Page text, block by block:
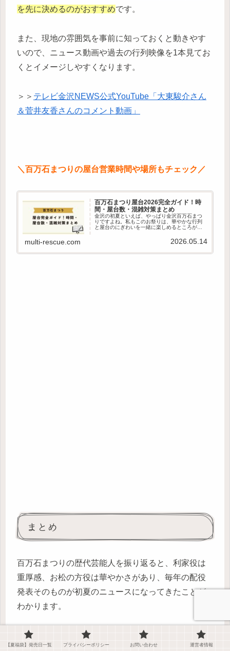
を先に決めるのがおすすめです。
また、現地の雰囲気を事前に知っておくと動きやす
いので、ニュース動画や過去の行列映像を1本見てお
くとイメージしやすくなります。
＞＞ テレビ金沢NEWS公式YouTube「大東駿介さん
＆菅井友香さんのコメント動画」
＼百万石まつりの屋台営業時間や場所もチェック／
百万石まつり屋台2026完全ガイド！時
間・屋台数・混雑対策まとめ
金沢の初夏といえば、やっぱり金沢百万石まつ
りですよね。私もこのお祭りは、華やかな行列
と屋台のにぎわいを一緒に楽しめるところが、
行く予定の方は「屋台はいつ出るの？」「何時
multi-rescue.com 2026.05.14
まとめ
百万石まつりの歴代芸能人を振り返ると、利家役は
重厚感、お松の方役は華やかさがあり、毎年の配役
発表そのものが初夏のニュースになってきたことが
わかります。
2026年は大東駿介さんが利家役、菅井友香さんがお
【夏福袋】発売日一覧 プライバシーポリシー お問い合わせ 運営者情報